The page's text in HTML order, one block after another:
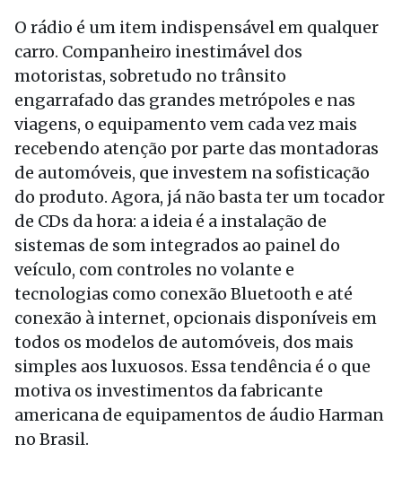
O rádio é um item indispensável em qualquer
carro. Companheiro inestimável dos
motoristas, sobretudo no trânsito
engarrafado das grandes metrópoles e nas
viagens, o equipamento vem cada vez mais
recebendo atenção por parte das montadoras
de automóveis, que investem na sofisticação
do produto. Agora, já não basta ter um tocador
de CDs da hora: a ideia é a instalação de
sistemas de som integrados ao painel do
veículo, com controles no volante e
tecnologias como conexão Bluetooth e até
conexão à internet, opcionais disponíveis em
todos os modelos de automóveis, dos mais
simples aos luxuosos. Essa tendência é o que
motiva os investimentos da fabricante
americana de equipamentos de áudio Harman
no Brasil.